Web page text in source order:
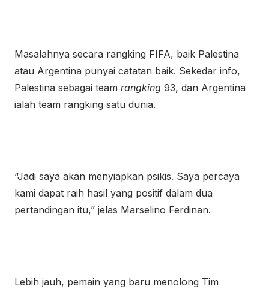
Masalahnya secara rangking FIFA, baik Palestina
atau Argentina punyai catatan baik. Sekedar info,
Palestina sebagai team rangking 93, dan Argentina
ialah team rangking satu dunia.
“Jadi saya akan menyiapkan psikis. Saya percaya
kami dapat raih hasil yang positif dalam dua
pertandingan itu,” jelas Marselino Ferdinan.
Lebih jauh, pemain yang baru menolong Tim